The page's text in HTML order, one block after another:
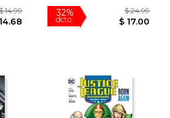
$ 14.68
32%
dcto.